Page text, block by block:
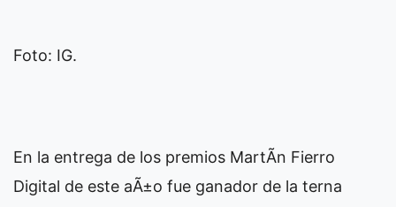
Foto: IG.
En la entrega de los premios MartÃ­n Fierro
Digital de este aÃ±o fue ganador de la terna